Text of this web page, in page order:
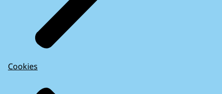
Cookies